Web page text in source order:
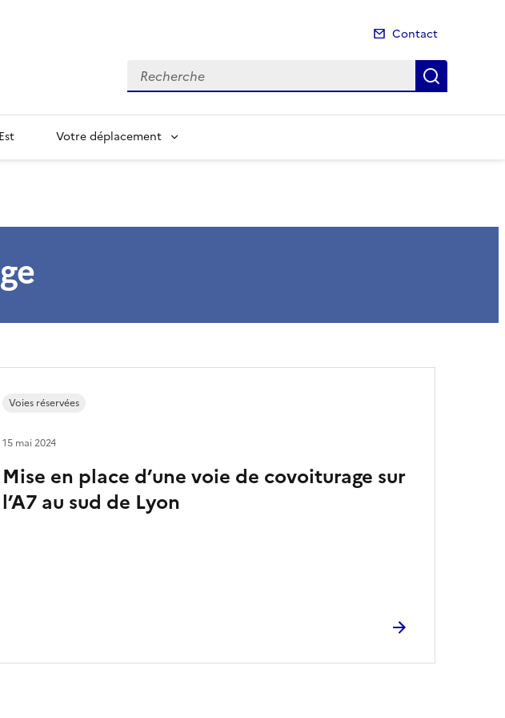
Contact
Recherche
Votre déplacement
Mise en place d’une voie de covoiturage sur
l’A7 au sud de Lyon
Voies réservées
15 mai 2024